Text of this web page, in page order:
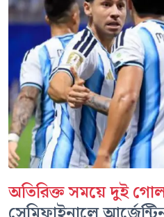
অতিরিক্ত সময়ে দুই